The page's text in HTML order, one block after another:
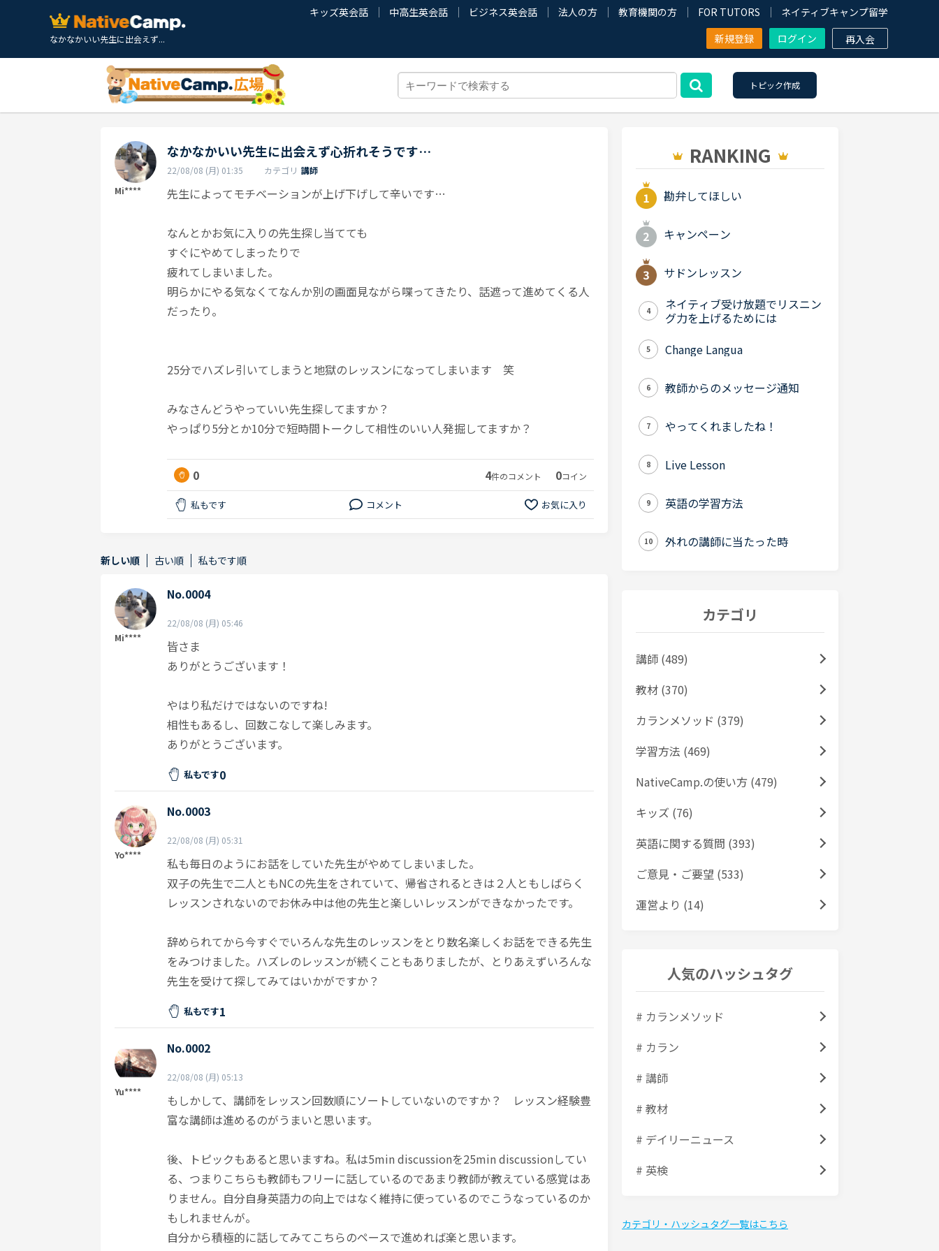
なかなかいい先生に出会えず...
キッズ英会話 中高生英会話 ビジネス英会話 法人の方 教育機関の方 FOR TUTORS
ネイティブキャンプ留学
新規登録
ログイン 再入会
トピック作成
Mi****
なかなかいい先生に出会えず心折れそうです…
22/08/08 (月) 01:35 カテゴリ 講師
先生によってモチベーションが上げ下げして辛いです…
なんとかお気に入りの先生探し当てても
すぐにやめてしまったりで
疲れてしまいました。
明らかにやる気なくてなんか別の画面見ながら喋ってきたり、話遮って進めてくる人
だったり。
25分でハズレ引いてしまうと地獄のレッスンになってしまいます 笑
みなさんどうやっていい先生探してますか？
やっぱり5分とか10分で短時間トークして相性のいい人発掘してますか？
0 4件のコメント 0コイン
私もです コメント お気に入り
新しい順 古い順 私もです順
Mi****
No.0004
22/08/08 (月) 05:46
皆さま
ありがとうございます！
やはり私だけではないのですね!
相性もあるし、回数こなして楽しみます。
ありがとうございます。
私もです0
Yo****
No.0003
22/08/08 (月) 05:31
私も毎日のようにお話をしていた先生がやめてしまいました。
双子の先生で二人ともNCの先生をされていて、帰省されるときは２人ともしばらく
レッスンされないのでお休み中は他の先生と楽しいレッスンができなかったです。
辞められてから今すぐでいろんな先生のレッスンをとり数名楽しくお話をできる先生
をみつけました。ハズレのレッスンが続くこともありましたが、とりあえずいろんな
先生を受けて探してみてはいかがですか？
私もです1
Yu****
No.0002
22/08/08 (月) 05:13
もしかして、講師をレッスン回数順にソートしていないのですか？ レッスン経験豊
富な講師は進めるのがうまいと思います。
後、トピックもあると思いますね。私は5min discussionを25min discussionしてい
る、つまりこちらも教師もフリーに話しているのであまり教師が教えている感覚はあ
りません。自分自身英語力の向上ではなく維持に使っているのでこうなっているのか
もしれませんが。
自分から積極的に話してみてこちらのペースで進めれば楽と思います。
RANKING
勘弁してほしい
キャンペーン
サドンレッスン
4
ネイティブ受け放題でリスニン
グ力を上げるためには
5 Change Langua
6 教師からのメッセージ通知
7 やってくれましたね！
8 Live Lesson
9 英語の学習方法
10 外れの講師に当たった時
カテゴリ
講師 (489)
教材 (370)
カランメソッド (379)
学習方法 (469)
NativeCamp.の使い方 (479)
キッズ (76)
英語に関する質問 (393)
ご意見・ご要望 (533)
運営より (14)
人気のハッシュタグ
# カランメソッド
# カラン
# 講師
# 教材
# デイリーニュース
# 英検
カテゴリ・ハッシュタグ一覧はこちら